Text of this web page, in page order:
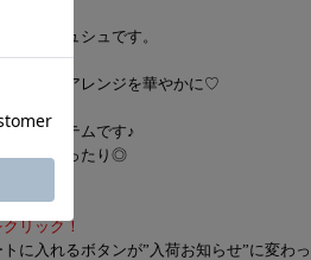
すぎず
エアシュシュです。
で、ヘアアレンジを華やかに♡
なアイテムです♪
かけにぴったり◎
物機能】
リック！
に入れるボタンが”入荷お知らせ”に変わっ